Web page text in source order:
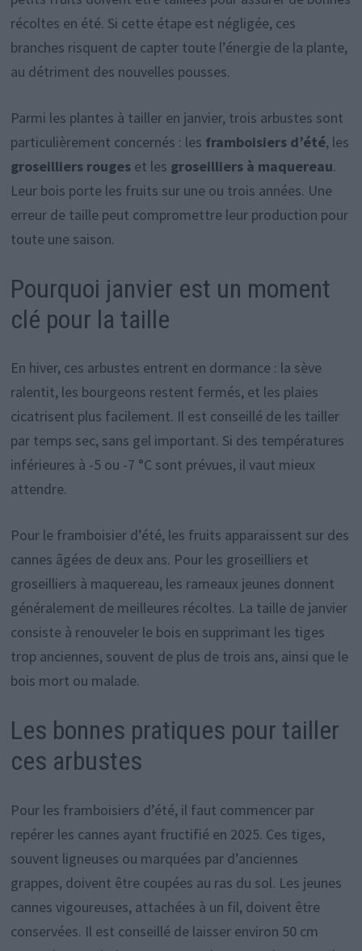
récoltes en été. Si cette étape est négligée, ces
branches risquent de capter toute l’énergie de la plante,
au détriment des nouvelles pousses.
Parmi les plantes à tailler en janvier, trois arbustes sont
particulièrement concernés : les framboisiers d’été, les
groseilliers rougeset les groseilliers à maquereau.
Leur bois porte les fruits sur une ou trois années. Une
erreur de taille peut compromettre leur production pour
toute une saison.
Pourquoi janvier est un moment
clé pour la taille
En hiver, ces arbustes entrent en dormance : la sève
ralentit, les bourgeons restent fermés, et les plaies
cicatrisent plus facilement. Il est conseillé de les tailler
par temps sec, sans gel important. Si des températures
inférieures à -5 ou -7 °C sont prévues, il vaut mieux
attendre.
Pour le framboisier d’été, les fruits apparaissent sur des
cannes âgées de deux ans. Pour les groseilliers et
groseilliers à maquereau, les rameaux jeunes donnent
généralement de meilleures récoltes. La taille de janvier
consiste à renouveler le bois en supprimant les tiges
trop anciennes, souvent de plus de trois ans, ainsi que le
bois mort ou malade.
Les bonnes pratiques pour tailler
ces arbustes
Pour les framboisiers d’été, il faut commencer par
repérer les cannes ayant fructifié en 2025. Ces tiges,
souvent ligneuses ou marquées par d’anciennes
grappes, doivent être coupées au ras du sol. Les jeunes
cannes vigoureuses, attachées à un fil, doivent être
conservées. Il est conseillé de laisser environ 50 cm